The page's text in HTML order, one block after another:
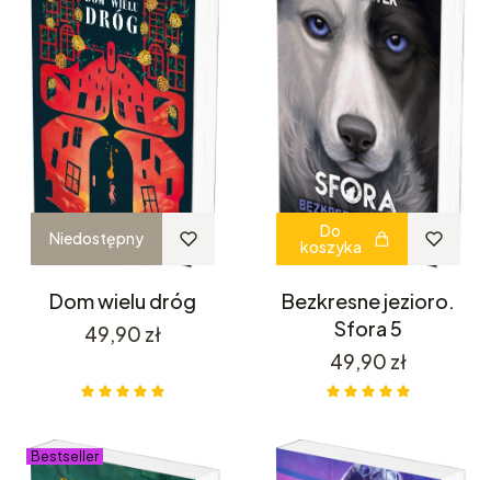
Niedostępny
Dom wielu dróg
Cena
49,90 zł
Do
koszyka
Bezkresne jezioro.
Sfora 5
Cena
49,90 zł
Bestseller